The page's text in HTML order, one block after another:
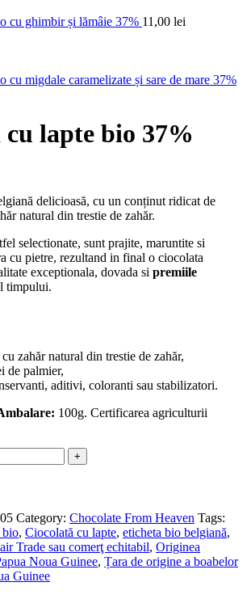
cu ghimbir și lămâie 37% 11,00 lei
cu migdale caramelizate și sare de mare 37%
lapte bio 37%
delicioasă, cu un conținut ridicat de
natural din trestie de zahăr.
selectionate, sunt prajite, maruntite si
cu pietre, rezultand in final o ciocolata
exceptionala, dovada si premiile
timpului.
zahăr natural din trestie de zahăr,
de palmier,
aditivi, coloranti sau stabilizatori.
100g. Certificarea agriculturii
Category: Chocolate From Heaven Tags:
bio, Ciocolată cu lapte, eticheta bio belgiană,
Trade sau comerţ echitabil, Originea
Noua Guinee, Țara de origine a boabelor
Guinee